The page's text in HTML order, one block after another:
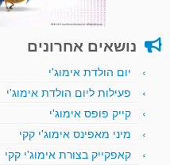
נושאים אחרונים
יום הולדת אימוג'י
פעילות ליום הולדת אימוג'י
קייק פופס אימוג'י
מיני מאפינס אימוג'י קקי
קאפקייק בצורת אימוג'י קקי